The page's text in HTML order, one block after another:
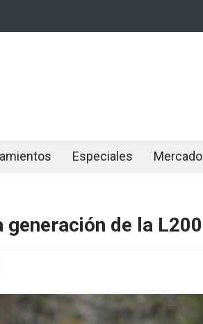
Especiales Mercado
de la L200